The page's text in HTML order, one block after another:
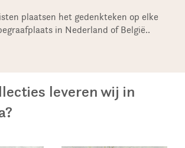
plaatsen het gedenkteken op elke
in Nederland of België..
leveren wij in